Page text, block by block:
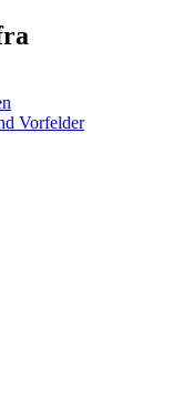
Vorfelder